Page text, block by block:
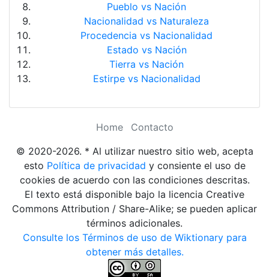
Pueblo vs Nación
Nacionalidad vs Naturaleza
Procedencia vs Nacionalidad
Estado vs Nación
Tierra vs Nación
Estirpe vs Nacionalidad
Home
Contacto
© 2020-2026. * Al utilizar nuestro sitio web, acepta
esto Política de privacidad y consiente el uso de
cookies de acuerdo con las condiciones descritas.
El texto está disponible bajo la licencia Creative
Commons Attribution / Share-Alike; se pueden aplicar
términos adicionales.
Consulte los Términos de uso de Wiktionary para
obtener más detalles.